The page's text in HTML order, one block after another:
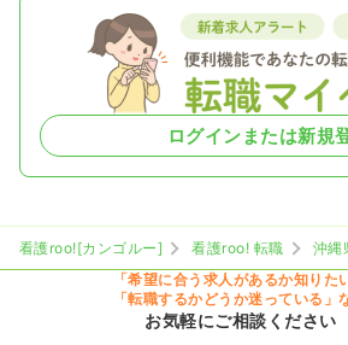
ログインまたは新規
看護roo![カンゴルー] 看護roo! 転職 沖縄
「希望に合う求人があるか知りた
「転職するかどうか迷っている」
お気軽にご相談ください